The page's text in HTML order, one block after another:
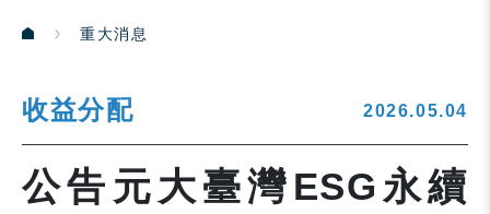
重大消息
收益分配 2026.05.04
公告元大臺灣ESG永續